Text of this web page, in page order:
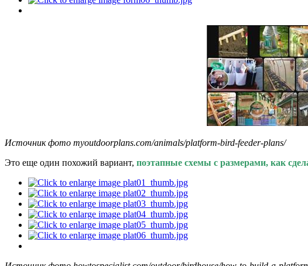
Источник фото myoutdoorplans.com/animals/platform-bird-feeder-plans/
Это еще один похожий вариант, поэтапные схемы с размерами, как